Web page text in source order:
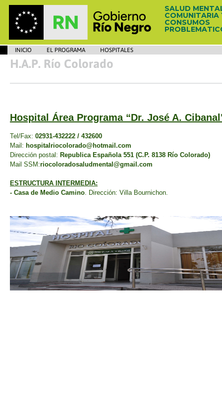
SALUD
COMUNITARIA
CONSUMOS
INICIO EL PROGRAMA HOSPITALES
H.A.P. Río Colorado
Hospital Área Programa “Dr. José A.
Tel/Fax: 02931-432222 / 432600
Mail: hospitalriocolorado@hotmail.com
Dirección postal: Republica Española 551 (C.P. 8138 Río Colorado)
Mail SSM:riocoloradosaludmental@gmail.com
ESTRUCTURA INTERMEDIA:
- Casa de Medio Camino . Dirección: Villa Bournichon.